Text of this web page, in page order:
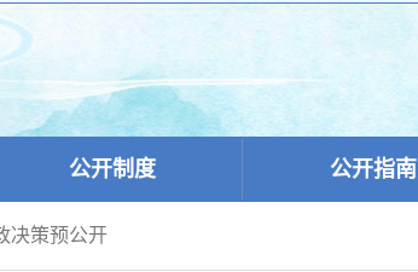
公开制度 公开指南
决策预公开